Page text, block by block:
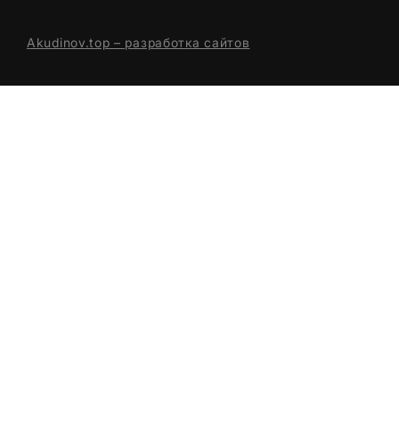
Akudinov.top – разработка сайтов